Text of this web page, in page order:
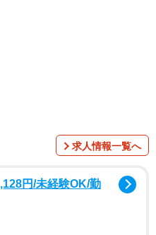
なっています。求人情報一覧へ
円/未経験OK/勤